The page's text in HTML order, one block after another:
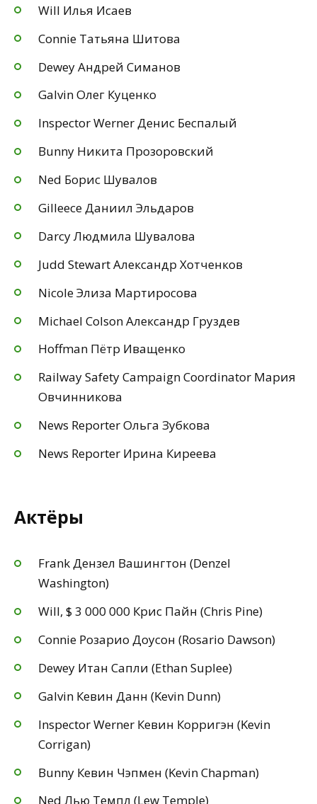
Will Илья Исаев
Connie Татьяна Шитова
Dewey Андрей Симанов
Galvin Олег Куценко
Inspector Werner Денис Беспалый
Bunny Никита Прозоровский
Ned Борис Шувалов
Gilleece Даниил Эльдаров
Darcy Людмила Шувалова
Judd Stewart Александр Хотченков
Nicole Элиза Мартиросова
Michael Colson Александр Груздев
Hoffman Пётр Иващенко
Railway Safety Campaign Coordinator Мария
Овчинникова
News Reporter Ольга Зубкова
News Reporter Ирина Киреева
Актёры
Frank Дензел Вашингтон (Denzel
Washington)
Will, $ 3 000 000 Крис Пайн (Chris Pine)
Connie Розарио Доусон (Rosario Dawson)
Dewey Итан Сапли (Ethan Suplee)
Galvin Кевин Данн (Kevin Dunn)
Inspector Werner Кевин Корригэн (Kevin
Corrigan)
Bunny Кевин Чэпмен (Kevin Chapman)
Ned Лью Темпл (Lew Temple)